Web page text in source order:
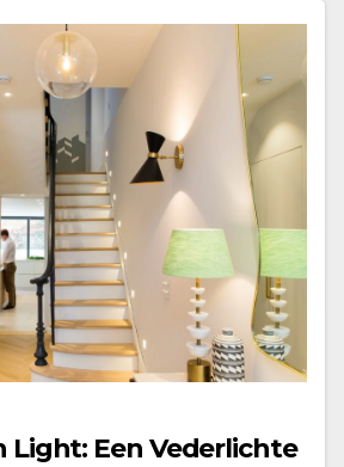
Light: Een Vederlichte